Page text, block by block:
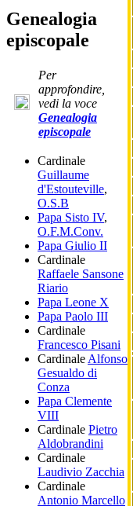
Genealogia
episcopale
Per
approfondire,
vedi la voce
Genealogia
episcopale
Cardinale
Guillaume
d'Estouteville,
O.S.B
Papa Sisto IV,
O.F.M.Conv.
Papa Giulio II
Cardinale
Raffaele Sansone
Riario
Papa Leone X
Papa Paolo III
Cardinale
Francesco Pisani
CardinaleAlfonso
Gesualdo di
Conza
Papa Clemente
VIII
Cardinale Pietro
Aldobrandini
Cardinale
Laudivio Zacchia
Cardinale
Antonio Marcello